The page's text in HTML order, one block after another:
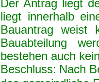
Der Antrag liegt
liegt innerhalb
Bauantrag weist
Bauabteilung
bestehen auch
Beschluss: Nach